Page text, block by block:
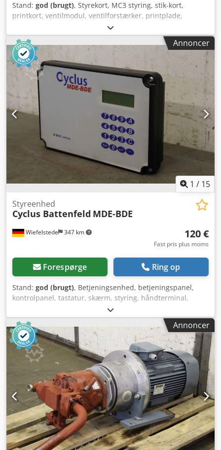
Stand: god (brugt), Styrekort, MC3 styring, stik-kort,
printkort, ventilmodul, ventilforstærker, printplade,
ventilforstærker, ventilstyring - Producent: Bachmann,
ventilstyring fra sprøjtestøbemaskine Battenfeld - Type:
PVV100 B 2537/00 Crsdoqku Nuopfx Anijf - Antal: 1 stk.
styrekort tilgængelig - Pris: pr. stk. - Dimensioner:
130/50/H30 mm - Vægt: 0,3 kg/stk.
Annoncer
1 / 15
Wiefelstede 347 km
Styreenhed
Cyclus Battenfeld MDE-BDE
120 €
Fast pris plus moms
Forespørge Ring op
Stand: god (brugt), Betjeningsenhed, betjeningspanel,
kontrolpanel, tastatur, skærm, styring, håndterminal,
betjeningsdel - Producent: Cyclus Battenfeld,
betjeningsdel fra sprøjtestøbemaskine BA-T2400 / BA 600
CDC / A5002 Type: MDE-BDE - Antal: 3 stk. betjeningsdele
tilgængelige - Pris: pr. stk Crodpfx Anogypu Deiof - Mål:
290/50/190 mm - Vægt: 0,8 kg/stk.
Annoncer